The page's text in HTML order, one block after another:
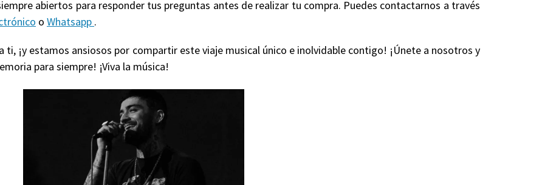
abiertos para responder tus preguntas antes de realizar tu compra. Puedes contactarnos a través
o Whatsapp .
ti, ¡y estamos ansiosos por compartir este viaje musical único e inolvidable contigo! ¡Únete a nosotros y
para siempre! ¡Viva la música!